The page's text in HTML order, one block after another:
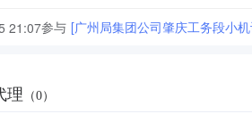
21:07参与 [广州局集团公司肇庆工务段小
理 （0）